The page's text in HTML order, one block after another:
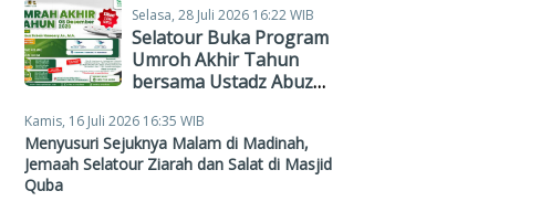
Selasa, 28 Juli 2026 16:22 WIB
Selatour Buka Program
Umroh Akhir Tahun
bersama Ustadz Abuz
Mulai Rp38,4 Juta
Kamis, 16 Juli 2026 16:35 WIB
Menyusuri Sejuknya Malam di Madinah,
Jemaah Selatour Ziarah dan Salat di Masjid
Quba